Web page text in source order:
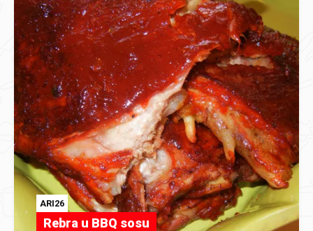
ARI26
Rebra u BBQ sosu